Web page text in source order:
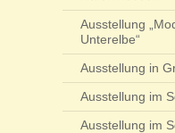
Ausstellung
Unterelbe“
Ausstellung in
Ausstellung im
Ausstellung im